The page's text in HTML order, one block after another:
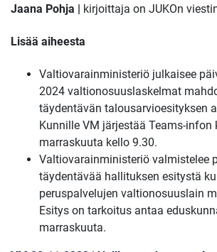
Jaana Pohja | kirjoittaja on JUKOn
Lisää aiheesta
Valtiovarainministeriö julkaisee
2024 valtionosuuslaskelmat
täydentävän talousarvioesityksen
Kunnille VM järjestää Teams-infon
marraskuuta kello 9.30.
Valtiovarainministeriö valmistelee
täydentävää hallituksen esitystä
peruspalvelujen valtionosuuslain
Esitys on tarkoitus antaa
marraskuuta.